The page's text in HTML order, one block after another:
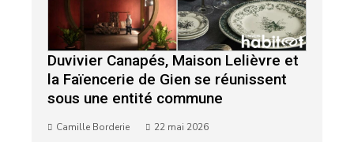
Duvivier Canapés, Maison Lelièvre et
la Faïencerie de Gien se réunissent
sous une entité commune
Camille Borderie 22 mai 2026